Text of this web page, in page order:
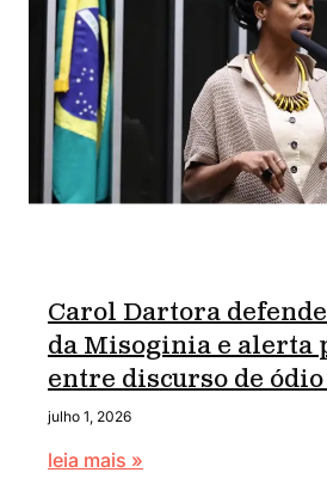
Carol Dartora defende
da Misoginia e alerta
entre discurso de
julho 1, 2026
leia mais »